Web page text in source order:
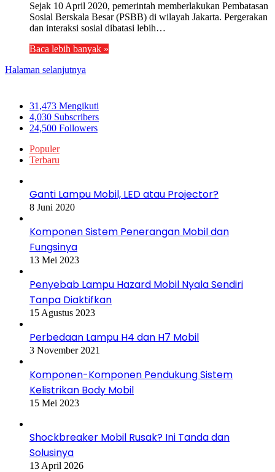
Sejak 10 April 2020, pemerintah memberlakukan Pembatasan
Sosial Berskala Besar (PSBB) di wilayah Jakarta. Pergerakan
dan interaksi sosial dibatasi lebih…
Baca lebih banyak »
Halaman selanjutnya
31,473 Mengikuti
4,030 Subscribers
24,500 Followers
Populer
Terbaru
Ganti Lampu Mobil, LED atau Projector?
8 Juni 2020
Komponen Sistem Penerangan Mobil dan
Fungsinya
13 Mei 2023
Penyebab Lampu Hazard Mobil Nyala Sendiri
Tanpa Diaktifkan
15 Agustus 2023
Perbedaan Lampu H4 dan H7 Mobil
3 November 2021
Komponen-Komponen Pendukung Sistem
Kelistrikan Body Mobil
15 Mei 2023
Shockbreaker Mobil Rusak? Ini Tanda dan
Solusinya
13 April 2026